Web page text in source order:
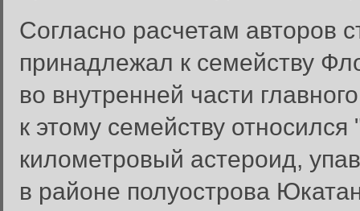
Согласно расчетам авторов
принадлежал к семейству
во внутренней части
к этому семейству
километровый астероид,
в районе полуострова